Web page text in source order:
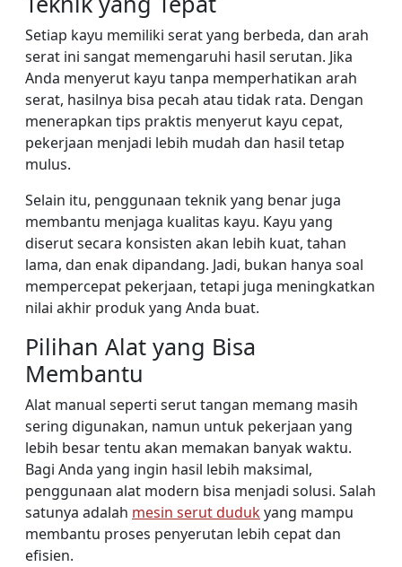
Setiap kayu memiliki serat yang berbeda, dan arah
serat ini sangat memengaruhi hasil serutan. Jika
Anda menyerut kayu tanpa memperhatikan arah
serat, hasilnya bisa pecah atau tidak rata. Dengan
menerapkan tips praktis menyerut kayu cepat,
pekerjaan menjadi lebih mudah dan hasil tetap
mulus.
Selain itu, penggunaan teknik yang benar juga
membantu menjaga kualitas kayu. Kayu yang
diserut secara konsisten akan lebih kuat, tahan
lama, dan enak dipandang. Jadi, bukan hanya soal
mempercepat pekerjaan, tetapi juga meningkatkan
nilai akhir produk yang Anda buat.
Pilihan Alat yang Bisa
Membantu
Alat manual seperti serut tangan memang masih
sering digunakan, namun untuk pekerjaan yang
lebih besar tentu akan memakan banyak waktu.
Bagi Anda yang ingin hasil lebih maksimal,
penggunaan alat modern bisa menjadi solusi. Salah
satunya adalah mesin serut dudukyang mampu
membantu proses penyerutan lebih cepat dan
efisien.